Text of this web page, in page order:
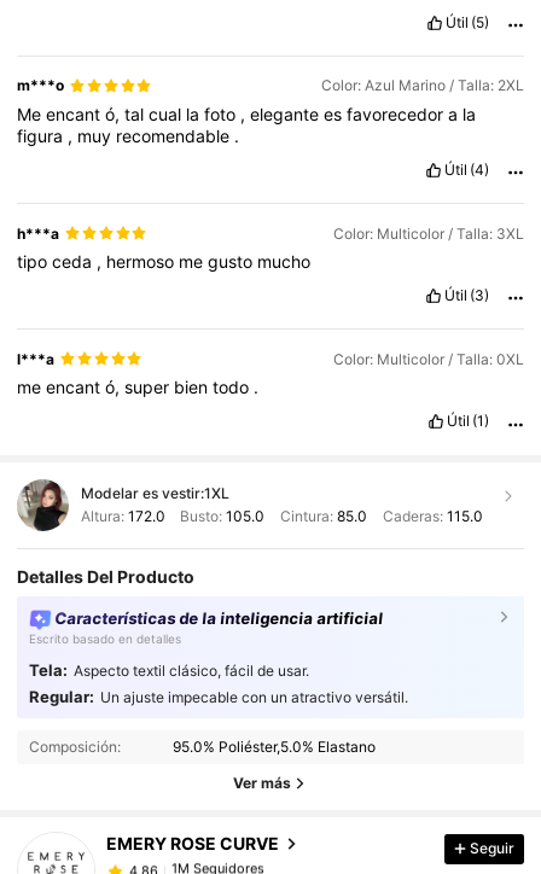
Útil (5)
m***o Color: Azul Marino / Talla: 2XL
Meencantó,talcual lafoto ,eleganteesfavorecedora la
figura , muy recomendable .
Útil (4)
h***a Color: Multicolor / Talla: 3XL
tipoceda , hermoso megusto mucho
Útil (3)
l***a Color: Multicolor / Talla: 0XL
meencantó,super bientodo .
Útil (1)
Modelar es vestir:1XL
Altura: 172.0 Busto:105.0 Cintura: 85.0 Caderas: 115.0
Detalles Del Producto
Características de la inteligencia artificial
Escrito basado en detalles
Tela: Aspecto textil clásico, fácil de usar.
Regular: Un ajuste impecable con un atractivo versátil.
Composición: 95.0% Poliéster,5.0% Elastano
Ver más
EMERY ROSE CURVE
4,86 1M Seguidores
1M Seguidores
4,86
1M Seguidores
Seguir